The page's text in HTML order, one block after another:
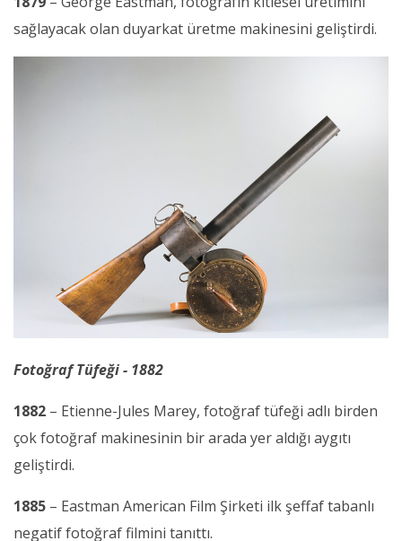
sağlayacak olan duyarkat üretme makinesini geliştirdi.
Fotoğraf Tüfeği - 1882
1882 – Etienne-Jules Marey, fotoğraf tüfeği adlı birden
çok fotoğraf makinesinin bir arada yer aldığı aygıtı
geliştirdi.
1885 – Eastman American Film Şirketi ilk şeffaf tabanlı
negatif fotoğraf filmini tanıttı.